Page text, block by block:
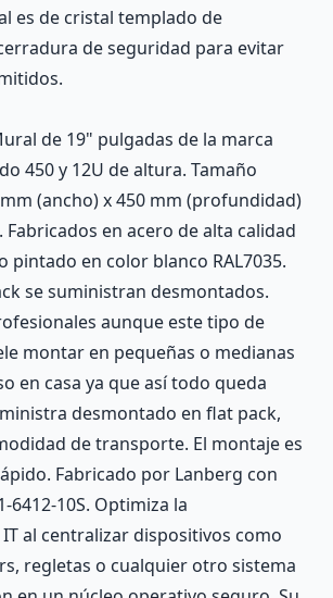
es de cristal templado de
de seguridad para evitar
de 19" pulgadas de la marca
450 y 12U de altura. Tamaño
(ancho) x 450 mm (profundidad)
Fabricados en acero de alta calidad
pintado en color blanco RAL7035.
se suministran desmontados.
aunque este tipo de
montar en pequeñas o medianas
en casa ya que así todo queda
desmontado en flat pack,
de transporte. El montaje es
Fabricado por Lanberg con
6412-10S. Optimiza la
al centralizar dispositivos como
regletas o cualquier otro sistema